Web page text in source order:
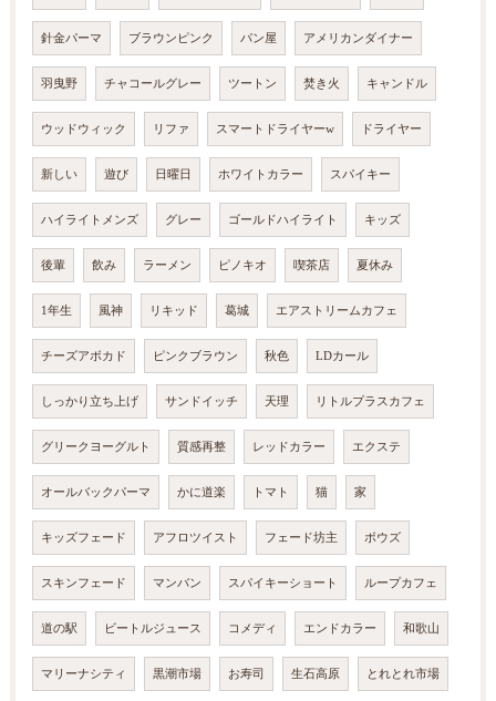
針金パーマ ブラウンピンク パン屋 アメリカンダイナー
羽曳野 チャコールグレー ツートン 焚き火 キャンドル
ウッドウィック リファ スマートドライヤーw ドライヤー
新しい 遊び 日曜日 ホワイトカラー スパイキー
ハイライトメンズ グレー ゴールドハイライト キッズ
後輩 飲み ラーメン ピノキオ 喫茶店 夏休み
1年生 風神 リキッド 葛城 エアストリームカフェ
チーズアボカド ピンクブラウン 秋色 LDカール
しっかり立ち上げ サンドイッチ 天理 リトルプラスカフェ
グリークヨーグルト 質感再整 レッドカラー エクステ
オールバックパーマ かに道楽 トマト 猫 家
キッズフェード アフロツイスト フェード坊主 ボウズ
スキンフェード マンバン スパイキーショート ループカフェ
道の駅 ビートルジュース コメディ エンドカラー 和歌山
マリーナシティ 黒潮市場 お寿司 生石高原 とれとれ市場